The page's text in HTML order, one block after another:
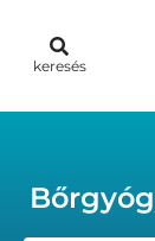
keresés